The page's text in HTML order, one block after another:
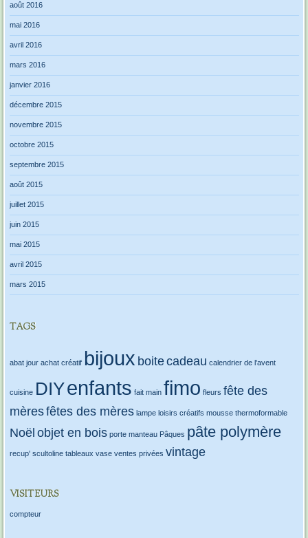
août 2016
mai 2016
avril 2016
mars 2016
janvier 2016
décembre 2015
novembre 2015
octobre 2015
septembre 2015
août 2015
juillet 2015
juin 2015
mai 2015
avril 2015
mars 2015
TAGS
abat jour achat créatif bijoux boitecadeau calendrier de l'avent
cuisine DIYenfants fait main fimo fleurs fête des
mèresfêtes des mères lampe loisirs créatifs mousse thermoformable
Noël objet en bois porte manteau Pâques pâte polymère
recup' scultoline tableaux vase ventes privées vintage
VISITEURS
compteur